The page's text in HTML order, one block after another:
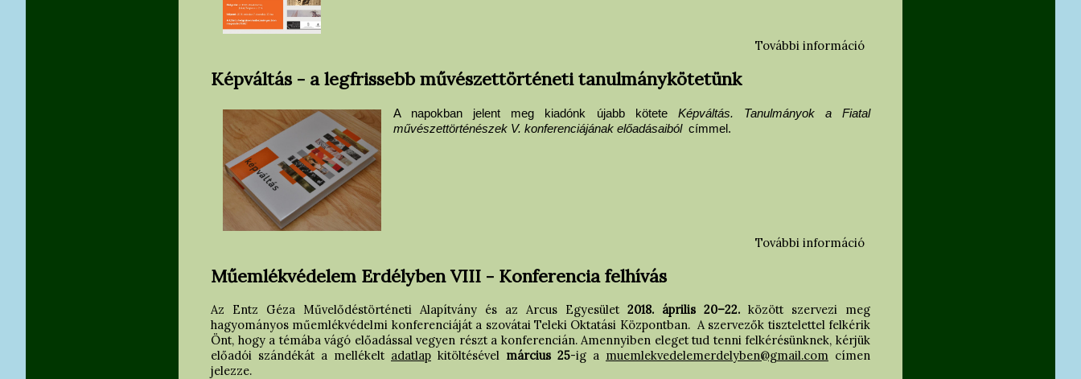
További információ
Képváltás - a legfrissebb művészettörténeti tanulmánykötetünk
A napokban jelent meg kiadónk újabb kötete Képváltás. Tanulmányok a Fiatal
művészettörténészek V. konferenciájának előadásaiból címmel.
További információ
Műemlékvédelem Erdélyben VIII - Konferencia felhívás
Az Entz Géza Művelődéstörténeti Alapítvány és az Arcus Egyesület 2018. április 20–22. között szervezi meg
hagyományos műemlékvédelmi konferenciáját a szovátai Teleki Oktatási Központban. A szervezők tisztelettel felkérik
Önt, hogy a témába vágó előadással vegyen részt a konferencián. Amennyiben eleget tud tenni felkérésünknek, kérjük
előadói szándékát a mellékelt adatlap kitöltésével március 25-ig a muemlekvedelemerdelyben@gmail.com címen
jelezze.